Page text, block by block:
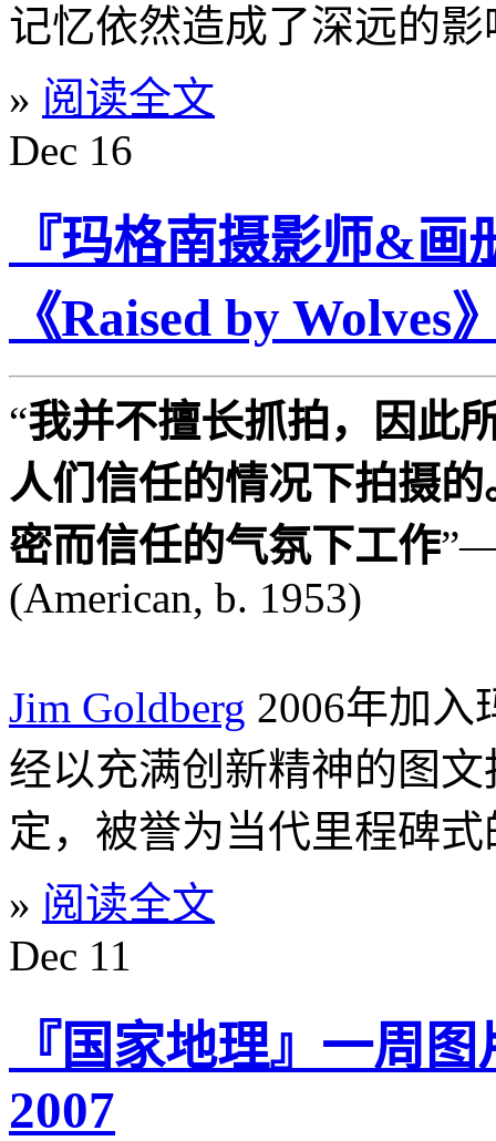
记忆依然造成了深远的影
» 阅读全文
Dec 16
『玛格南摄影师&
《Raised by Wolves
“我并不擅长抓拍，因此
人们信任的情况下拍摄
密而信任的气氛下工作
(American, b. 1953)
Jim Goldberg 2006年加入
经以充满创新精神的图
定，被誉为当代里程碑
» 阅读全文
Dec 11
『国家地理』一周
2007